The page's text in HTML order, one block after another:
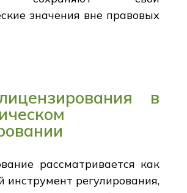
значения вне правовых
в
рассматривается как
регулирования,